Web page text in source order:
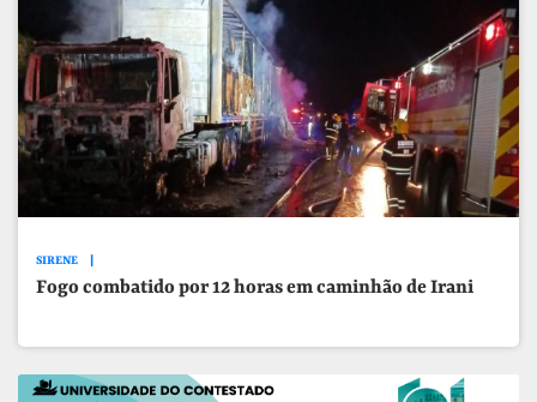
SIRENE
Fogo combatido por 12 horas em caminhão de Irani